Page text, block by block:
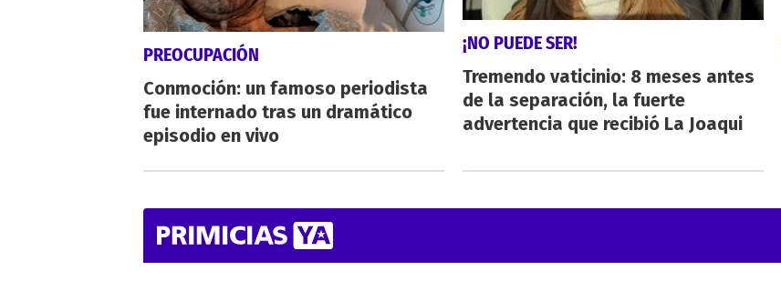
PREOCUPACIÓN
Conmoción: un famoso periodista
fue internado tras un dramático
episodio en vivo
¡NO PUEDE SER!
Tremendo vaticinio: 8 meses antes
de la separación, la fuerte
advertencia que recibió La Joaqui